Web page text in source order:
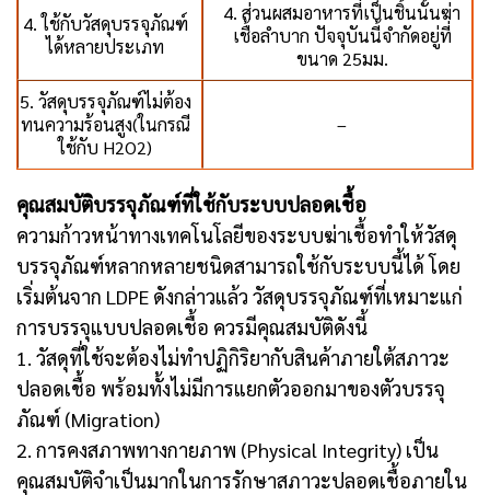
4. ใช้กับวัสดุบรรจุภัณฑ์
ได้หลายประเภท
4. ส่วนผสมอาหารที่เป็นชิ้นนั้นฆ่า
เชื้อลำบาก ปัจจุบันนี้จำกัดอยู่ที่
ขนาด 25มม.
5. วัสดุบรรจุภัณฑ์ไม่ต้อง
ทนความร้อนสูง(ในกรณี
ใช้กับ H2O2)
–
คุณสมบัติบรรจุภัณฑ์ที่ใช้กับระบบปลอดเชื้อ
ความก้าวหน้าทางเทคโนโลยีของระบบฆ่าเชื้อทำให้วัสดุ
บรรจุภัณฑ์หลากหลายชนิดสามารถใช้กับระบบนี้ได้ โดย
เริ่มต้นจาก LDPE ดังกล่าวแล้ว วัสดุบรรจุภัณฑ์ที่เหมาะแก่
การบรรจุแบบปลอดเชื้อ ควรมีคุณสมบัติดังนี้
1. วัสดุที่ใช้จะต้องไม่ทำปฏิกิริยากับสินค้าภายใต้สภาวะ
ปลอดเชื้อ พร้อมทั้งไม่มีการแยกตัวออกมาของตัวบรรจุ
ภัณฑ์ (Migration)
2. การคงสภาพทางกายภาพ (Physical Integrity) เป็น
คุณสมบัติจำเป็นมากในการรักษาสภาวะปลอดเชื้อภายใน